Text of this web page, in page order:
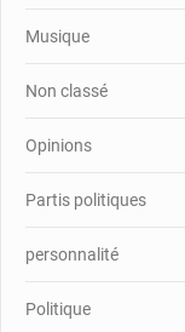
Musique
Non classé
Opinions
Partis politiques
personnalité
Politique